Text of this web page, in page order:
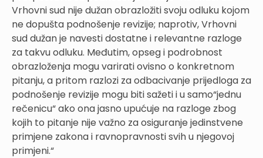
Vrhovni sud nije dužan obrazložiti svoju odluku kojom
ne dopušta podnošenje revizije; naprotiv, Vrhovni
sud dužan je navesti dostatne i relevantne razloge
za takvu odluku. Međutim, opseg i podrobnost
obrazloženja mogu varirati ovisno o konkretnom
pitanju, a pritom razlozi za odbacivanje prijedloga za
podnošenje revizije mogu biti sažeti i u samo“jednu
rečenicu“ ako ona jasno upućuje na razloge zbog
kojih to pitanje nije važno za osiguranje jedinstvene
primjene zakona i ravnopravnosti svih u njegovoj
primjeni.“